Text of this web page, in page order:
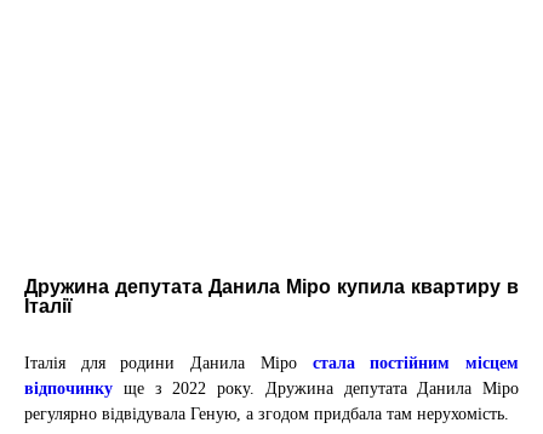
Дружина депутата Данила Міро купила квартиру в
Італії
Італія для родини Данила Міро стала постійним місцем
відпочинку ще з 2022 року. Дружина депутата Данила Міро
регулярно відвідувала Геную, а згодом придбала там нерухомість.